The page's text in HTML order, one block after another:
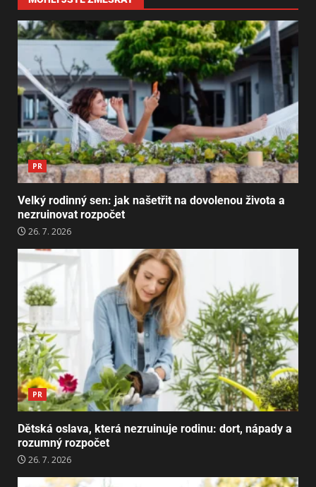
PR
Velký rodinný sen: jak našetřit na dovolenou života a
nezruinovat rozpočet
26. 7. 2026
PR
Dětská oslava, která nezruinuje rodinu: dort, nápady a
rozumný rozpočet
26. 7. 2026